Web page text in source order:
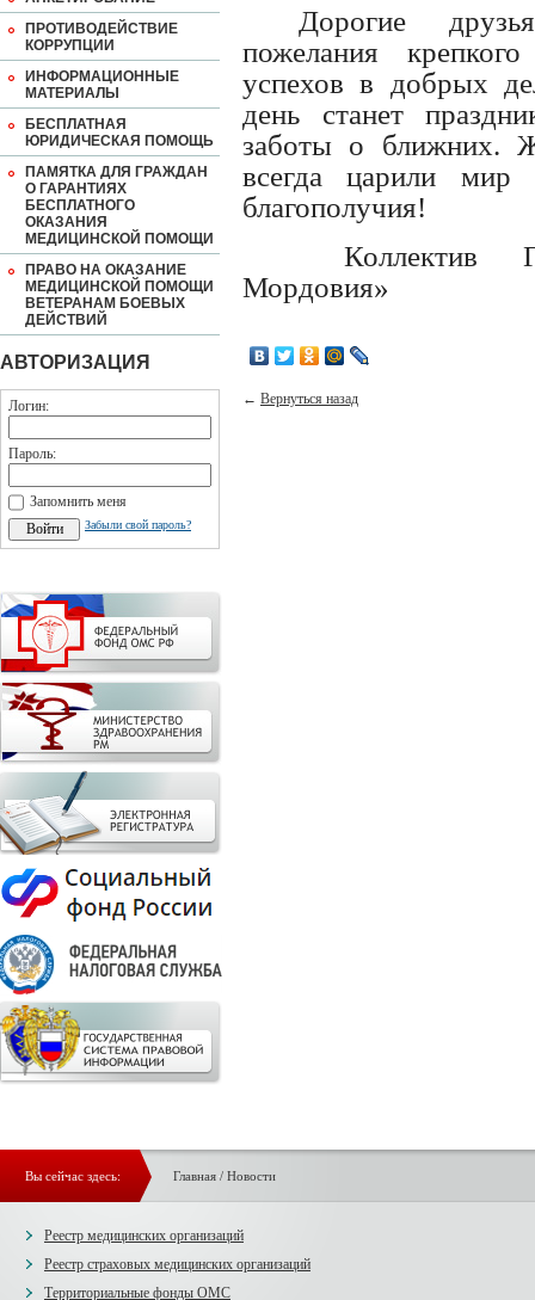
ПРОТИВОДЕЙСТВИЕ
КОРРУПЦИИ
ИНФОРМАЦИОННЫЕ
МАТЕРИАЛЫ
БЕСПЛАТНАЯ
ЮРИДИЧЕСКАЯ ПОМОЩЬ
ПАМЯТКА ДЛЯ ГРАЖДАН
О ГАРАНТИЯХ
БЕСПЛАТНОГО
ОКАЗАНИЯ
МЕДИЦИНСКОЙ ПОМОЩИ
ПРАВО НА ОКАЗАНИЕ
МЕДИЦИНСКОЙ ПОМОЩИ
ВЕТЕРАНАМ БОЕВЫХ
ДЕЙСТВИЙ
АВТОРИЗАЦИЯ
Логин:
Пароль:
Запомнить меня
Забыли свой пароль?
Дорогие
пожелания
успехов в добрых
день станет
заботы о ближних.
всегда царили
благополучия!
Коллектив
Мордовия»
← Вернуться назад
Вы сейчас здесь: Главная/ Новости
Реестр медицинских организаций
Реестр страховых медицинских организаций
Территориальные фонды ОМС